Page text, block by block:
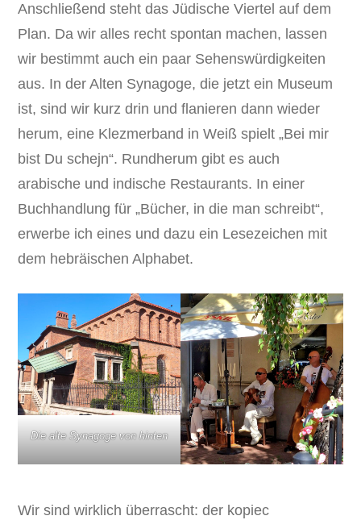
Anschließend steht das Jüdische Viertel auf dem
Plan. Da wir alles recht spontan machen, lassen
wir bestimmt auch ein paar Sehenswürdigkeiten
aus. In der Alten Synagoge, die jetzt ein Museum
ist, sind wir kurz drin und flanieren dann wieder
herum, eine Klezmerband in Weiß spielt „Bei mir
bist Du schejn“. Rundherum gibt es auch
arabische und indische Restaurants. In einer
Buchhandlung für „Bücher, in die man schreibt“,
erwerbe ich eines und dazu ein Lesezeichen mit
dem hebräischen Alphabet.
Die alte Synagoge von hinten
Wir sind wirklich überrascht: der kopiec